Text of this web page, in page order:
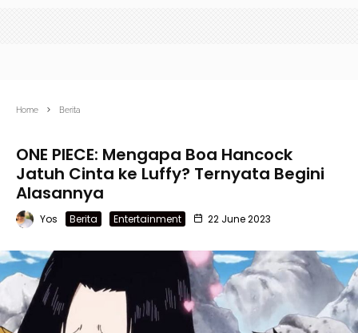
Home Berita
ONE PIECE: Mengapa Boa Hancock
Jatuh Cinta ke Luffy? Ternyata Begini
Alasannya
Yos Berita Entertainment 22 June 2023